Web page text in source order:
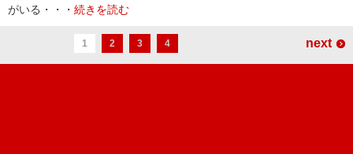
がいる・・・ 続きを読む
1 2 3 4 next